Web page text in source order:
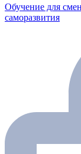
Обучение для
саморазвития